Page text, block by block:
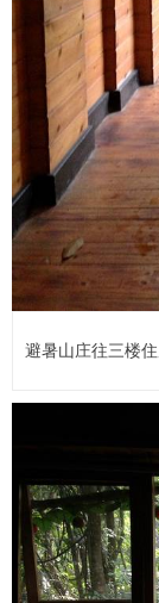
避暑山庄往三楼